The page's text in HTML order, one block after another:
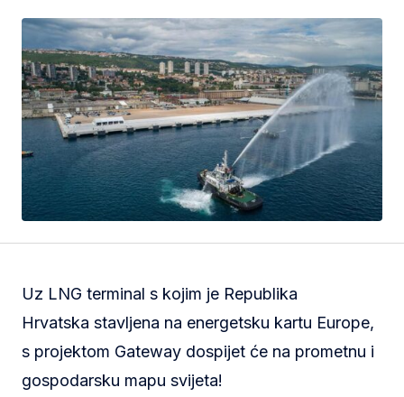
Uz LNG terminal s kojim je Republika
Hrvatska stavljena na energetsku kartu Europe,
s projektom Gateway dospijet će na prometnu i
gospodarsku mapu svijeta!